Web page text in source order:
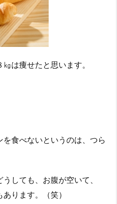
は痩せたと思います。
食べないというのは、つら
しても、お腹が空いて、
ります。（笑）